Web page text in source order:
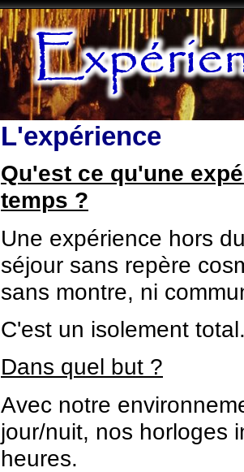
L'expérience
Qu'est ce qu'une
temps ?
Une expérience hors
séjour sans repère
sans montre, ni
C'est un isolement
Dans quel but ?
Avec notre
jour/nuit, nos horloges
heures.